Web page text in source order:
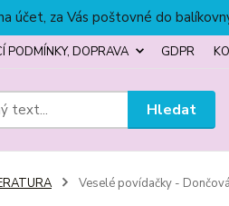
účet, za Vás poštovné do
PODMÍNKY, DOPRAVA GDPR
Hledat
Veselé povídačky - Dončová